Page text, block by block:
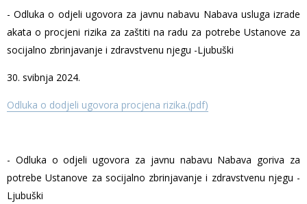
- Odluka o odjeli ugovora za javnu nabavu Nabava usluga izrade
akata o procjeni rizika za zaštiti na radu za potrebe Ustanove za
socijalno zbrinjavanje i zdravstvenu njegu -Ljubuški
30. svibnja 2024.
Odluka o dodjeli ugovora procjena rizika.(pdf)
- Odluka o odjeli ugovora za javnu nabavu Nabava goriva za
potrebe Ustanove za socijalno zbrinjavanje i zdravstvenu njegu -
Ljubuški